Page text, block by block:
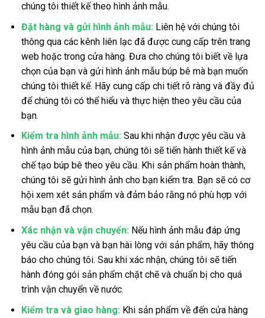
chúng tôi thiết kế theo hình ảnh mẫu.
Đặt hàng và gửi hình ảnh mẫu: Liên hệ với chúng tôi
thông qua các kênh liên lạc đã được cung cấp trên trang
web hoặc trong cửa hàng. Đưa cho chúng tôi biết về lựa
chọn của bạn và gửi hình ảnh mẫu búp bê mà bạn muốn
chúng tôi thiết kế. Hãy cung cấp chi tiết rõ ràng và đầy đủ
để chúng tôi có thể hiểu và thực hiện theo yêu cầu của
bạn.
Kiểm tra hình ảnh mẫu:Sau khi nhận được yêu cầu và
hình ảnh mẫu của bạn, chúng tôi sẽ tiến hành thiết kế và
chế tạo búp bê theo yêu cầu. Khi sản phẩm hoàn thành,
chúng tôi sẽ gửi hình ảnh cho bạn kiểm tra. Bạn sẽ có cơ
hội xem xét sản phẩm và đảm bảo rằng nó phù hợp với
mẫu bạn đã chọn.
Xác nhận và vận chuyển:Nếu hình ảnh mẫu đáp ứng
yêu cầu của bạn và bạn hài lòng với sản phẩm, hãy thông
báo cho chúng tôi. Sau khi xác nhận, chúng tôi sẽ tiến
hành đóng gói sản phẩm chặt chẽ và chuẩn bị cho quá
trình vận chuyển về nước.
Kiểm tra và giao hàng: Khi sản phẩm về đến cửa hàng